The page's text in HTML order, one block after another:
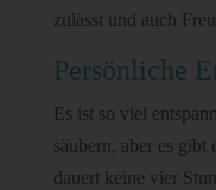
zulässt und auch
Persönliche
Es ist so viel
säubern, aber es
dauert keine vier